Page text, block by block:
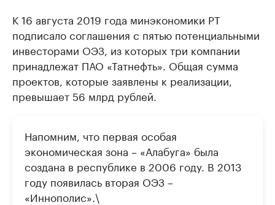
К 16 августа 2019 года минэкономики РТ
подписало соглашения с пятью потенциальными
инвесторами ОЭЗ, из которых три компании
принадлежат ПАО «Татнефть». Общая сумма
проектов, которые заявлены к реализации,
превышает 56 млрд рублей.
Напомним, что первая особая
экономическая зона – «Алабуга» была
создана в республике в 2006 году. В 2013
году появилась вторая ОЭЗ –
«Иннополис».\